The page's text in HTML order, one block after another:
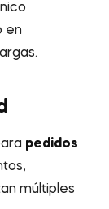
en
pedidos
múltiples